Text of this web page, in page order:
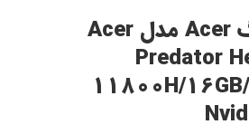
لپ تاپ گیمینگ Acer مدل Acer
Predator
11800H/